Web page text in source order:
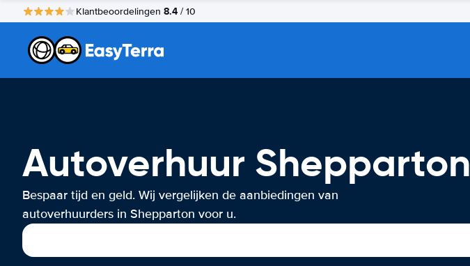
Klantbeoordelingen 8.4 / 10
Autoverhuur Shepparton
Bespaar tijd en geld. Wij vergelijken de aanbiedingen van
autoverhuurders in Shepparton voor u.